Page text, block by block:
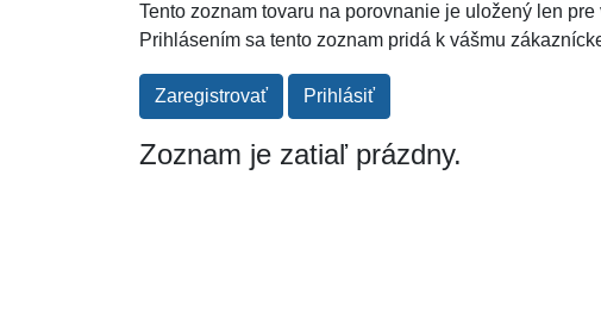
Ázia
Evropa
Iné vlajky
Darčekové poukazy
Tento zoznam tovaru na porovnanie je uložený len
Prihlásením sa tento zoznam pridá k vášmu
Zaregistrovať Prihlásiť
Zoznam je zatiaľ prázdny.